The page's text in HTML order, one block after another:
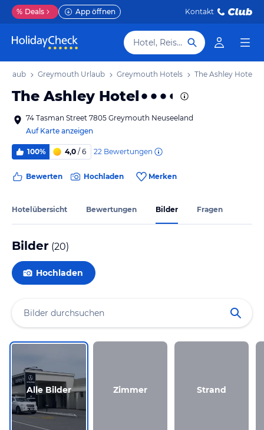
% Deals App öffnen Kontakt
Hotel, Reiseziel
Urlaub Greymouth Urlaub Greymouth Hotels The Ashley Hotel
The Ashley Hotel
74 Tasman Street 7805 Greymouth Neuseeland
Auf Karte anzeigen
100% 4,0 / 6 22 Bewertungen
Bewerten Hochladen Merken
Hotelübersicht Bewertungen Bilder Fragen
Bilder (20)
Hochladen
Alle Bilder Zimmer Strand